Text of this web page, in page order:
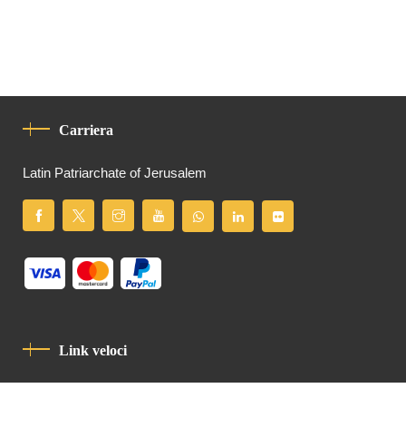
Carriera
Latin Patriarchate of Jerusalem
Link veloci